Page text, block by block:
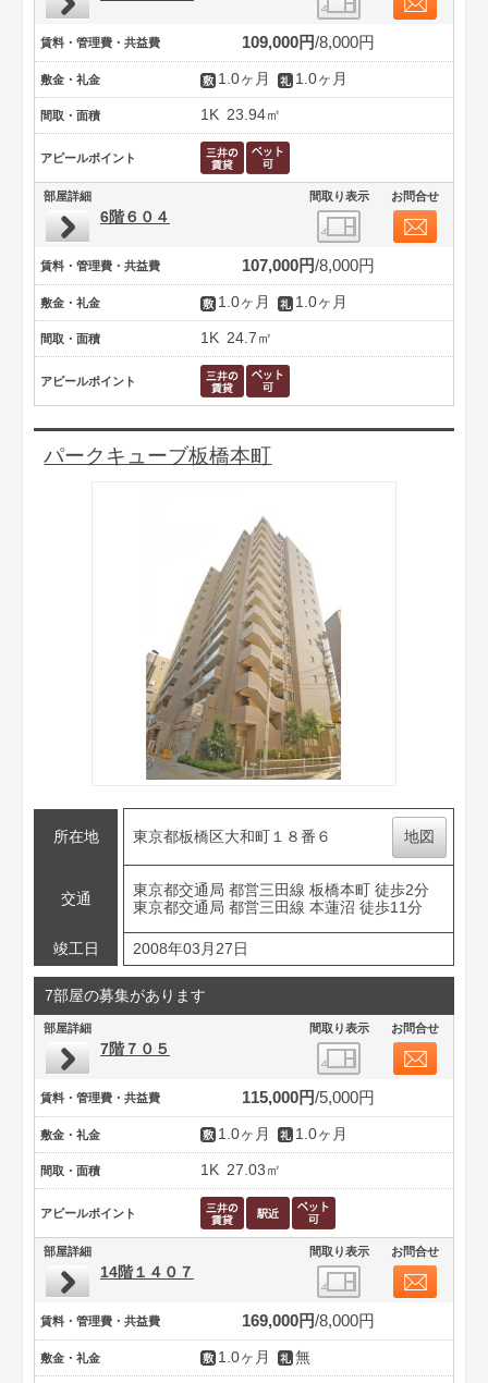
賃料・管理費・共益費 109,000円 8,000円
敷金・礼金 1.0ヶ月 1.0ヶ月
間取・面積 1K 23.94㎡
アピールポイント
部屋詳細 間取り表示 お問合せ
6階６０４
賃料・管理費・共益費 107,000円 8,000円
敷金・礼金 1.0ヶ月 1.0ヶ月
間取・面積 1K 24.7㎡
アピールポイント
パークキューブ板橋本町
所在地 東京都板橋区大和町１８番６ 地図
交通
東京都交通局 都営三田線 板橋本町 徒歩2分
東京都交通局 都営三田線 本蓮沼 徒歩11分
竣工日 2008年03月27日
7部屋の募集があります
部屋詳細 間取り表示 お問合せ
7階７０５
賃料・管理費・共益費 115,000円 5,000円
敷金・礼金 1.0ヶ月 1.0ヶ月
間取・面積 1K 27.03㎡
アピールポイント
部屋詳細 間取り表示 お問合せ
14階１４０７
賃料・管理費・共益費 169,000円 8,000円
敷金・礼金 1.0ヶ月 無